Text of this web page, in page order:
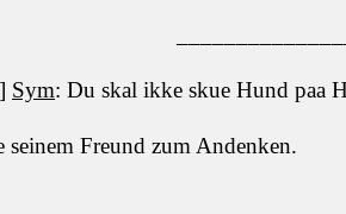
Sym: Du skal ikke skue Hund paa
seinem Freund zum Andenken.